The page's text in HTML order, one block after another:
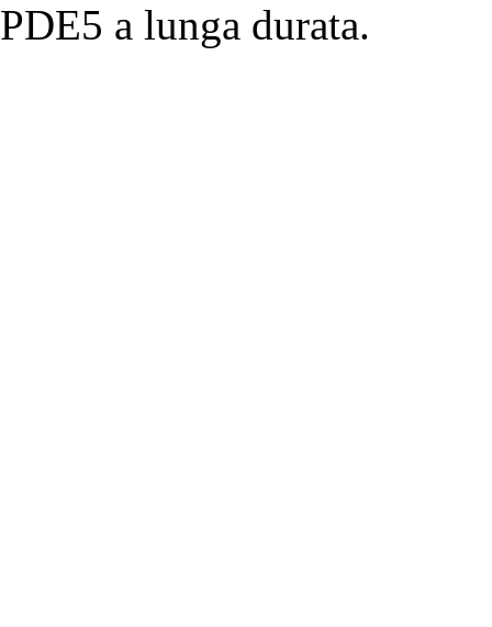
PDE5 a lunga durata.